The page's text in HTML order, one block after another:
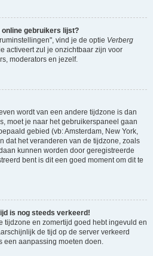
online gebruikers lijst?
vind je de optie Verberg
activeert zul je onzichtbaar zijn voor
moderators en jezelf.
wordt van een andere tijdzone is dan
moet je naar het gebruikerspaneel gaan
gebied (vb: Amsterdam, New York,
dat het veranderen van de tijdzone, zoals
kunnen worden door geregistreerde
bent is dit een goed moment om dit te
is nog steeds verkeerd!
tijdzone en zomertijd goed hebt ingevuld en
de tijd op de server verkeerd
een aanpassing moeten doen.